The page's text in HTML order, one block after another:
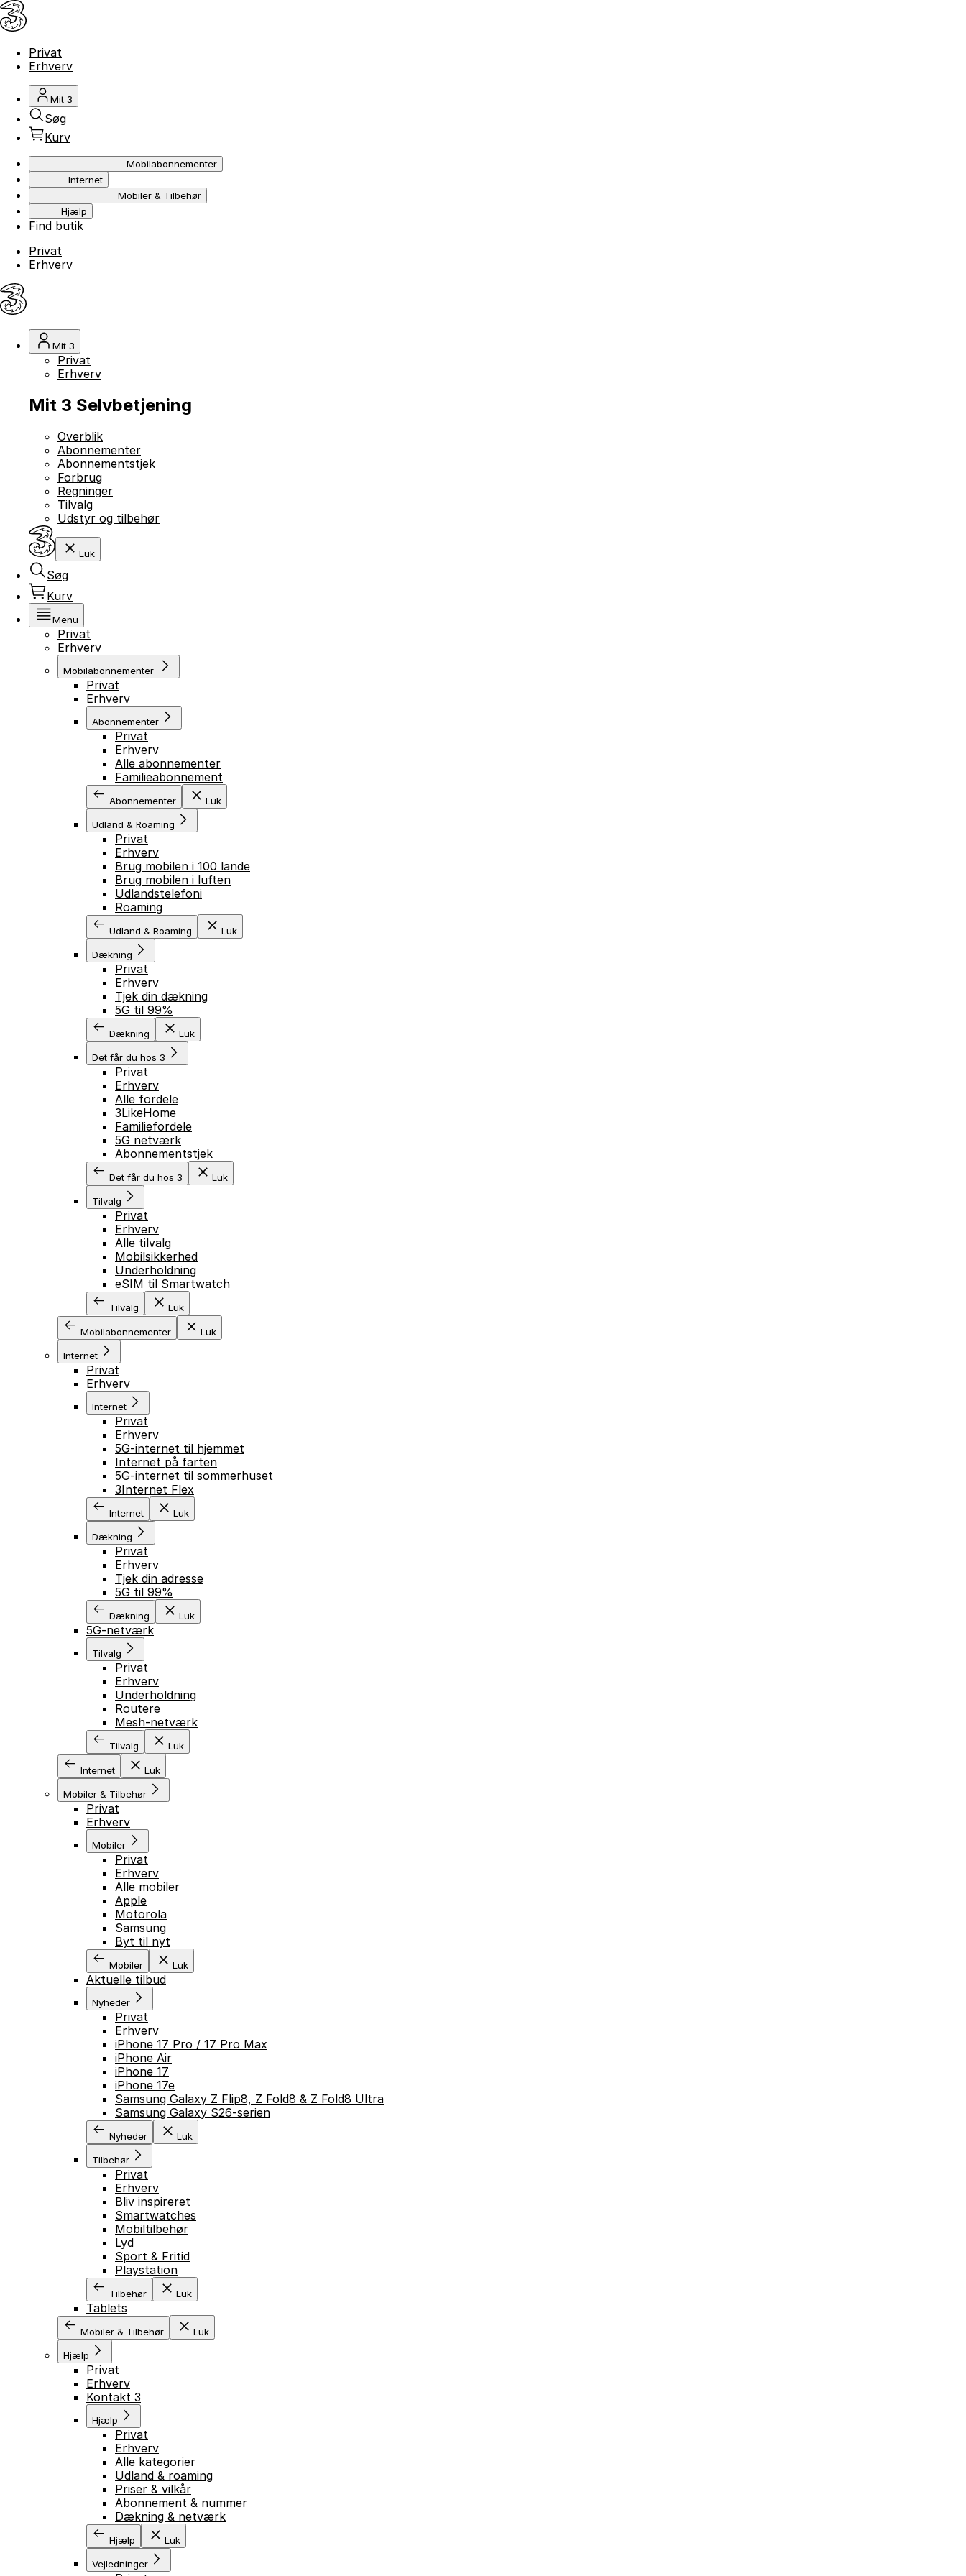
Privat
Erhverv
Mit 3
Søg
Kurv
Mobilabonnementer
Internet
Mobiler & Tilbehør
Hjælp
Find butik
Privat
Erhverv
Mit 3
Privat
Erhverv
Mit 3 Selvbetjening
Overblik
Abonnementer
Abonnementstjek
Forbrug
Regninger
Tilvalg
Udstyr og tilbehør
Luk
Søg
Kurv
Menu
Privat
Erhverv
Mobilabonnementer
Privat
Erhverv
Abonnementer
Privat
Erhverv
Alle abonnementer
Familieabonnement
Abonnementer Luk
Udland & Roaming
Privat
Erhverv
Brug mobilen i 100 lande
Brug mobilen i luften
Udlandstelefoni
Roaming
Udland & Roaming Luk
Dækning
Privat
Erhverv
Tjek din dækning
5G til 99%
Dækning Luk
Det får du hos 3
Privat
Erhverv
Alle fordele
3LikeHome
Familiefordele
5G netværk
Abonnementstjek
Det får du hos 3 Luk
Tilvalg
Privat
Erhverv
Alle tilvalg
Mobilsikkerhed
Underholdning
eSIM til Smartwatch
Tilvalg Luk
Mobilabonnementer Luk
Internet
Privat
Erhverv
Internet
Privat
Erhverv
5G-internet til hjemmet
Internet på farten
5G-internet til sommerhuset
3Internet Flex
Internet Luk
Dækning
Privat
Erhverv
Tjek din adresse
5G til 99%
Dækning Luk
5G-netværk
Tilvalg
Privat
Erhverv
Underholdning
Routere
Mesh-netværk
Tilvalg Luk
Internet Luk
Mobiler & Tilbehør
Privat
Erhverv
Mobiler
Privat
Erhverv
Alle mobiler
Apple
Motorola
Samsung
Byt til nyt
Mobiler Luk
Aktuelle tilbud
Nyheder
Privat
Erhverv
iPhone 17 Pro / 17 Pro Max
iPhone Air
iPhone 17
iPhone 17e
Samsung Galaxy Z Flip8, Z Fold8 & Z Fold8 Ultra
Samsung Galaxy S26-serien
Nyheder Luk
Tilbehør
Privat
Erhverv
Bliv inspireret
Smartwatches
Mobiltilbehør
Lyd
Sport & Fritid
Playstation
Tilbehør Luk
Tablets
Mobiler & Tilbehør Luk
Hjælp
Privat
Erhverv
Kontakt 3
Hjælp
Privat
Erhverv
Alle kategorier
Udland & roaming
Priser & vilkår
Abonnement & nummer
Dækning & netværk
Hjælp Luk
Vejledninger